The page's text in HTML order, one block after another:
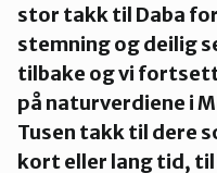
stor takk til Daba
stemning og deilig
tilbake og vi
på naturverdiene i
Tusen takk til dere
kort eller lang tid,